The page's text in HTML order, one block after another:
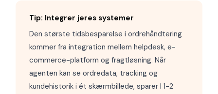
Tip: Integrer jeres systemer
Den største tidsbesparelse i ordrehåndtering
kommer fra integration mellem helpdesk, e-
commerce-platform og fragtløsning. Når
agenten kan se ordredata, tracking og
kundehistorik i ét skærmbillede, sparer I 1-2